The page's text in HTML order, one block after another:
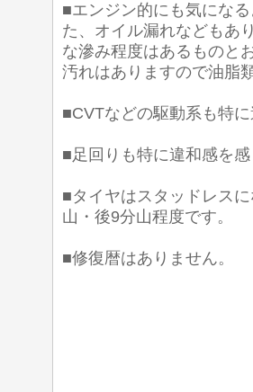
■エンジン的にも気にな
た、オイル漏れなどもあ
な滲み程度はあるものと
汚れはありますので油脂
■CVTなどの駆動系も特
■足回りも特に違和感を
■タイヤはスタッドレス
山・後9分山程度です。
■修復暦はありません。